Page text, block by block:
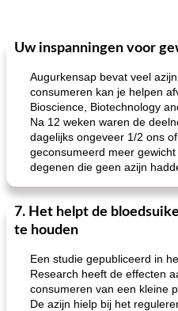
Uw inspanningen voor
Augurkensap bevat veel
consumeren kan je helpen
Bioscience, Biotechnology
Na 12 weken waren de
dagelijks ongeveer 1/2 ons
geconsumeerd meer
degenen die geen azijn
7. Het helpt de
te houden
Een studie gepubliceerd in
Research heeft de effecten
consumeren van een kleine
De azijn hielp bij het